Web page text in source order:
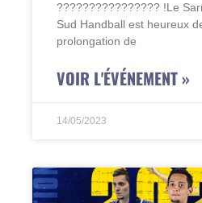
???????????????? !Le
Sud Handball est heureux
prolongation de
VOIR L'ÉVÉNEMENT »
14/05/2023